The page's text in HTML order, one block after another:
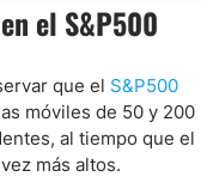
el S&P500
que el S&P500
móviles de 50 y 200
al tiempo que el
más altos.